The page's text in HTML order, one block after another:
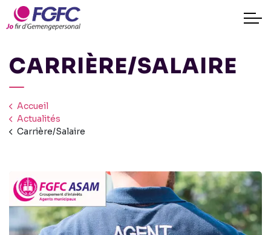
CARRIÈRE/SALAIRE
Accueil
Actualités
Carrière/Salaire